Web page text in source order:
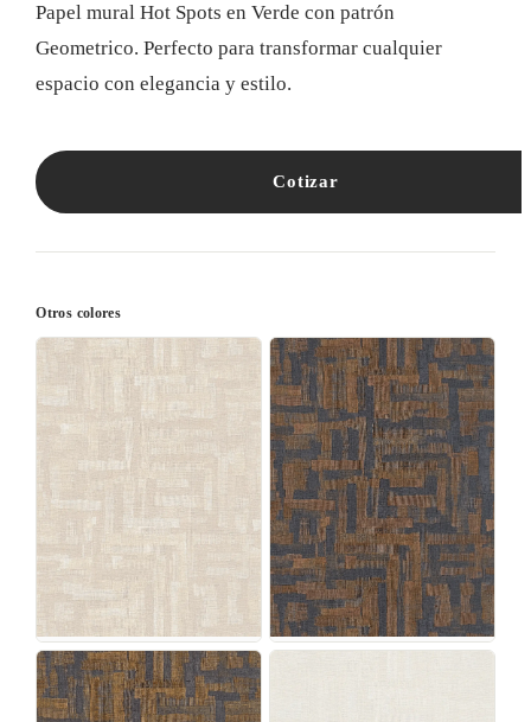
Papel mural Hot Spots en Verde con patrón
Geometrico. Perfecto para transformar cualquier
espacio con elegancia y estilo.
Cotizar
Otros colores